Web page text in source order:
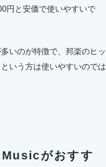
円と安価で使いやすいで
いのが特徴で、邦楽のヒッ
いう方は使いやすいのでは
がおすす